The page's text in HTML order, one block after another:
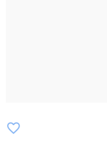
favorite_border